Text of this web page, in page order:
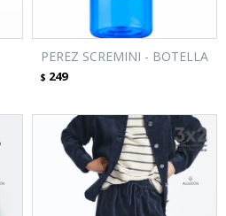
PEREZ SCREMINI - BOTELLA
$ 249